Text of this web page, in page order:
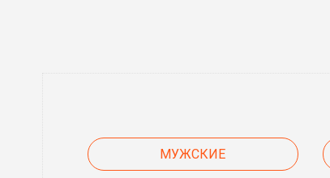
МУЖСКИЕ